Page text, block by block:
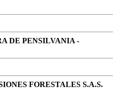
DE PENSILVANIA -
FORESTALES S.A.S.